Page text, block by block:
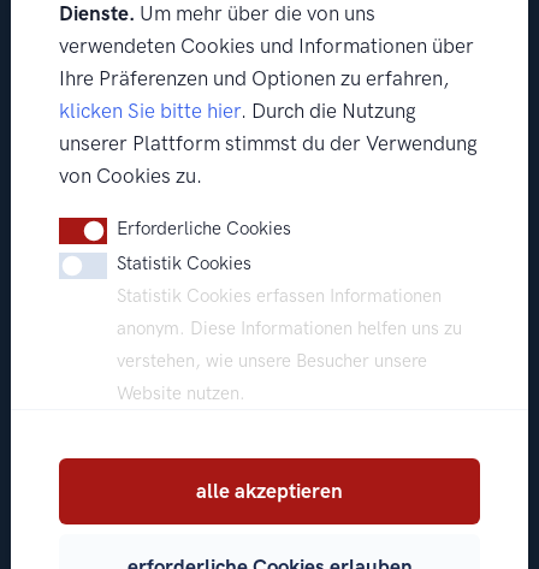
Dienste. Um mehr über die von uns
verwendeten Cookies und Informationen über
Ihre Präferenzen und Optionen zu erfahren,
klicken Sie bitte hier. Durch die Nutzung
unserer Plattform stimmst du der Verwendung
von Cookies zu.
Erforderliche Cookies
Statistik Cookies
Statistik Cookies erfassen Informationen
anonym. Diese Informationen helfen uns zu
verstehen, wie unsere Besucher unsere
Website nutzen.
alle akzeptieren